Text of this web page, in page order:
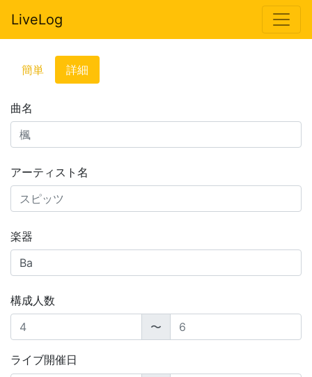
LiveLog
簡単 詳細
曲名
アーティスト名
楽器
構成人数
〜
ライブ開催日